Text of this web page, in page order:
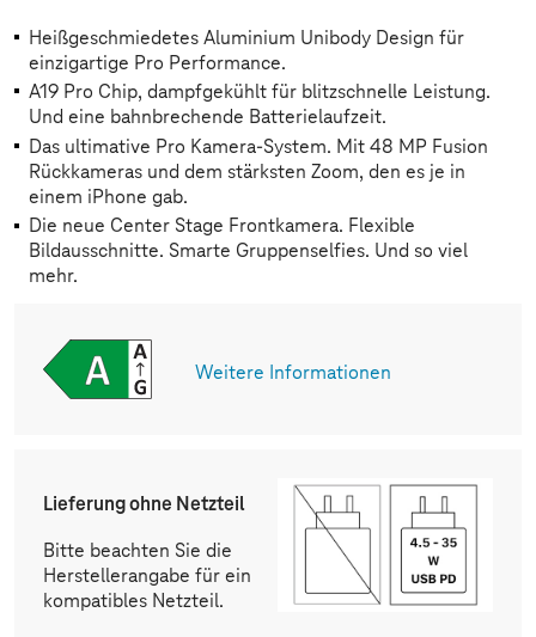
Heißgeschmiedetes Aluminium Unibody Design für
einzigartige Pro Performance.
A19 Pro Chip, dampfgekühlt für blitzschnelle Leistung.
Und eine bahnbrechende Batterielaufzeit.
Das ultimative Pro Kamera-System. Mit 48 MP Fusion
Rückkameras und dem stärksten Zoom, den es je in
einem iPhone gab.
Die neue Center Stage Frontkamera. Flexible
Bildausschnitte. Smarte Gruppenselfies. Und so viel
mehr.
Weitere Informationen
Lieferung ohne Netzteil
Bitte beachten Sie die
Herstellerangabe für ein
kompatibles Netzteil.